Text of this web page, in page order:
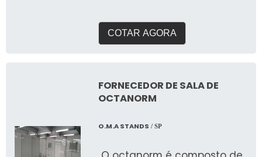
COTAR AGORA
FORNECEDOR DE SALA DE
OCTANORM
O.M.A STANDS / SP